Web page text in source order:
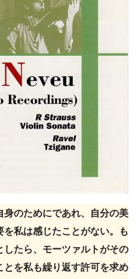
のためにであれ、自分の美
私は感じたことがない。も
したら、モーツァルトがその
とを私も繰り返す許可を求め